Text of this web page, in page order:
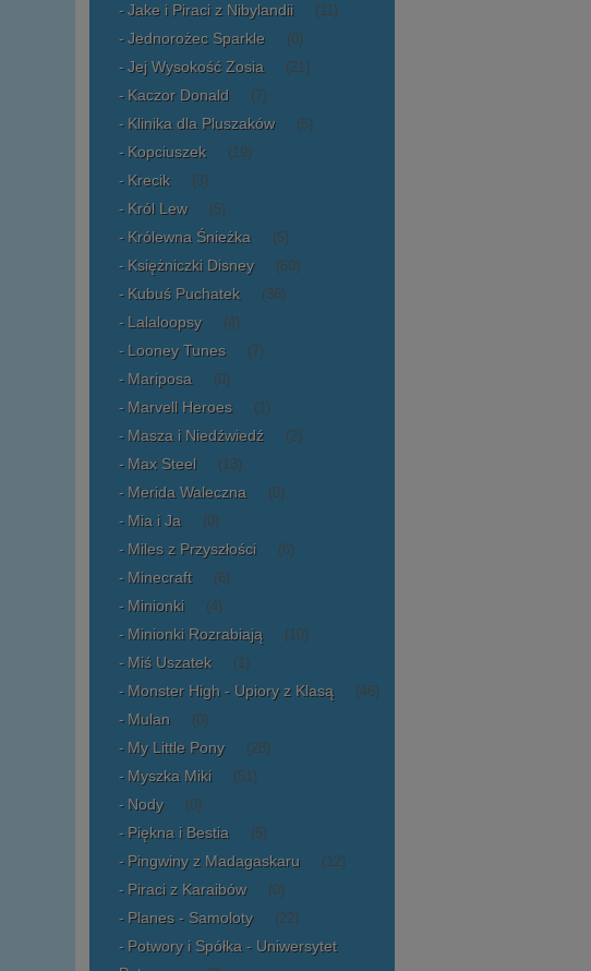
Jake i Piraci z Nibylandii (11)
Jednorożec Sparkle (0)
Jej Wysokość Zosia (21)
Kaczor Donald (7)
Klinika dla Pluszaków (5)
Kopciuszek (19)
Krecik (3)
Król Lew (5)
Królewna Śnieżka (5)
Księżniczki Disney (60)
Kubuś Puchatek (36)
Lalaloopsy (4)
Looney Tunes (7)
Mariposa (0)
Marvell Heroes (1)
Masza i Niedźwiedź (2)
Max Steel (13)
Merida Waleczna (0)
Mia i Ja (0)
Miles z Przyszłości (6)
Minecraft (6)
Minionki (4)
Minionki Rozrabiają (10)
Miś Uszatek (1)
Monster High - Upiory z Klasą (46)
Mulan (0)
My Little Pony (28)
Myszka Miki (51)
Nody (0)
Piękna i Bestia (5)
Pingwiny z Madagaskaru (12)
Piraci z Karaibów (0)
Planes - Samoloty (22)
Potwory i Spółka - Uniwersytet